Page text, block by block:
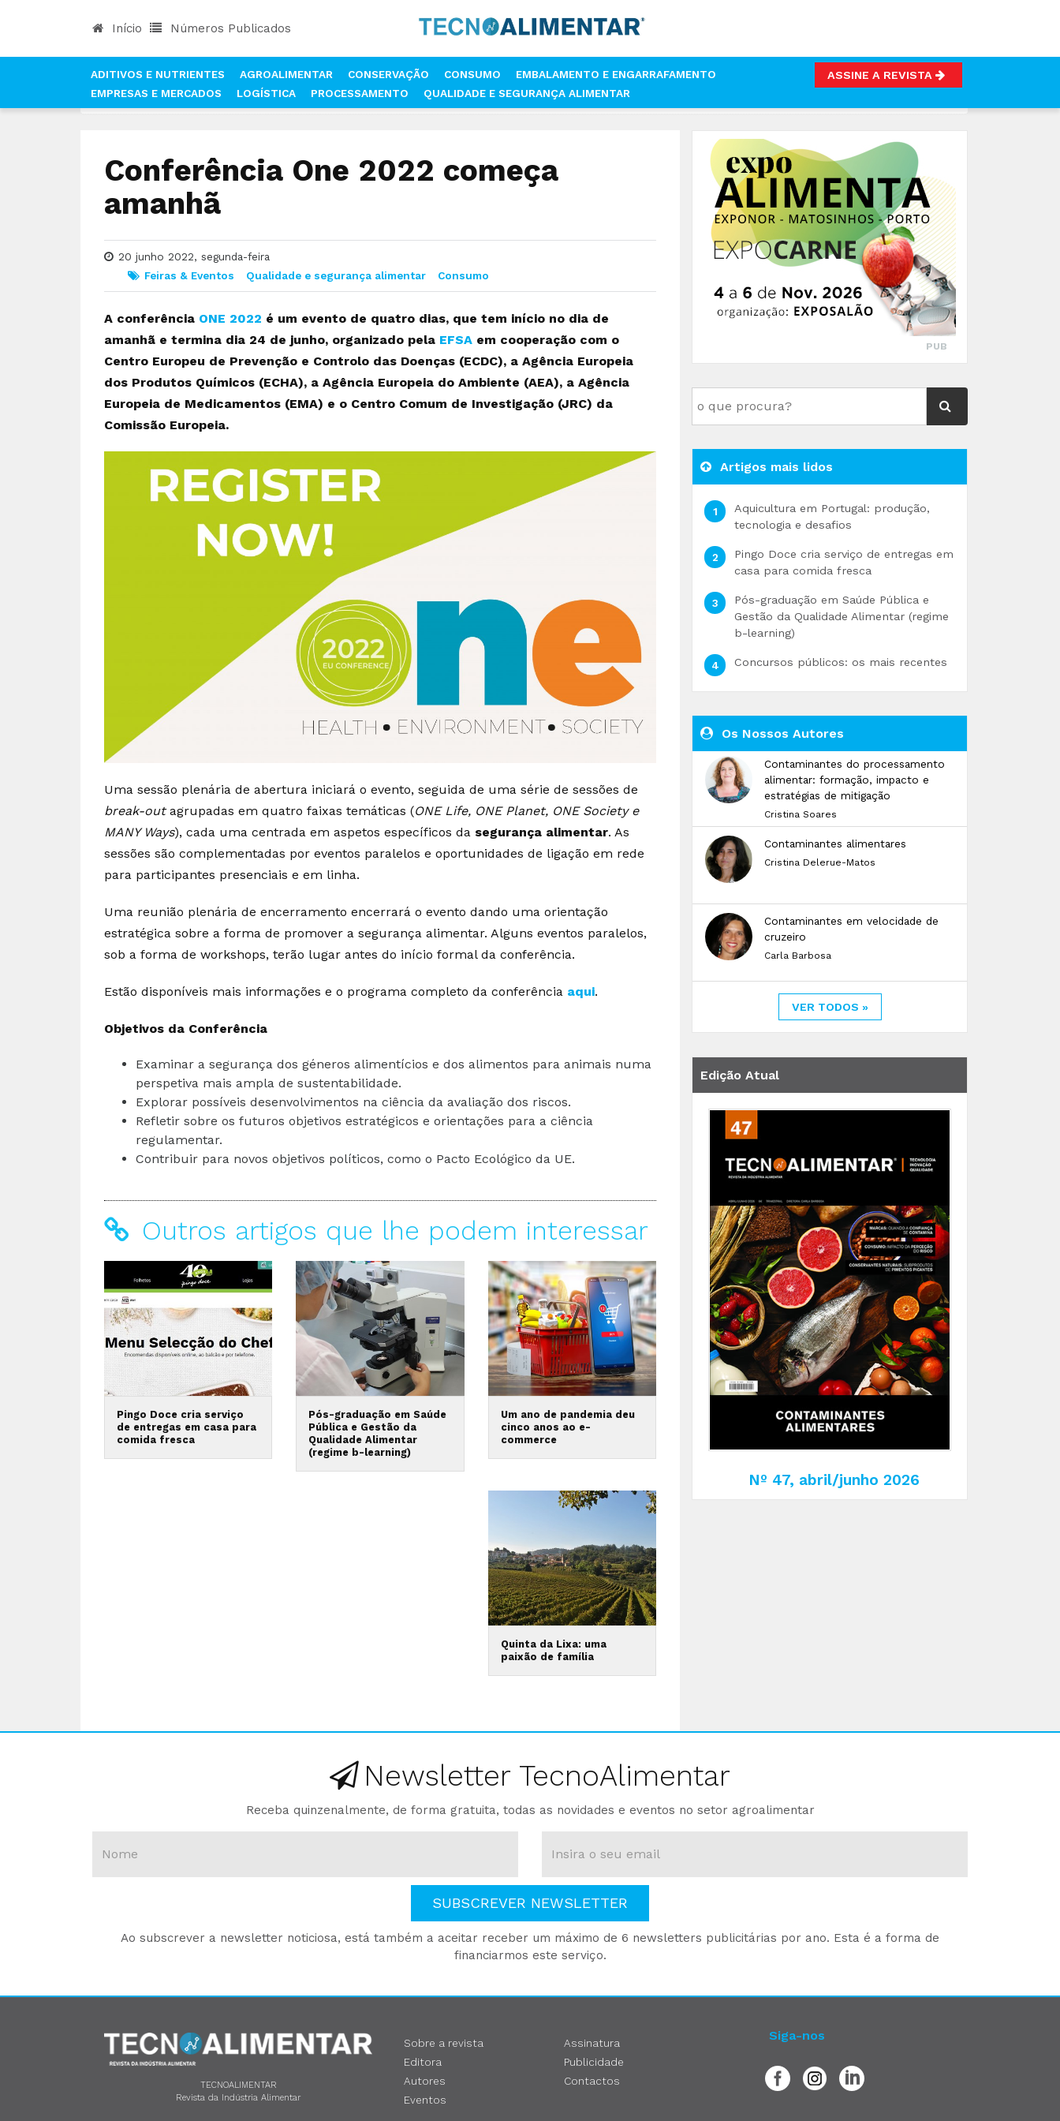
Início Números Publicados
ADITIVOS E NUTRIENTES AGROALIMENTAR CONSERVAÇÃO CONSUMO
EMBALAMENTO E ENGARRAFAMENTO
EMPRESAS E MERCADOS
LOGÍSTICA PROCESSAMENTO QUALIDADE E SEGURANÇA ALIMENTAR
ASSINE A REVISTA
CONFERÊNCIA ONE 2022 COMEÇA AMANHÃ
Conferência One 2022 começa
amanhã
20 junho 2022, segunda-feira
Feiras & Eventos
Qualidade e segurança alimentar Consumo
A conferência ONE 2022 é um evento de quatro dias, que tem início no dia de
amanhã e termina dia 24 de junho, organizado pela EFSA em cooperação com o
Centro Europeu de Prevenção e Controlo das Doenças (ECDC), a Agência Europeia
dos Produtos Químicos (ECHA), a Agência Europeia do Ambiente (AEA), a Agência
Europeia de Medicamentos (EMA) e o Centro Comum de Investigação (JRC) da
Comissão Europeia.
Uma sessão plenária de abertura iniciará o evento, seguida de uma série de sessões de
break-outagrupadas em quatro faixas temáticas (ONE Life, ONE Planet, ONE Society e
MANY Ways), cada uma centrada em aspetos específicos da segurança alimentar. As
sessões são complementadas por eventos paralelos e oportunidades de ligação em rede
para participantes presenciais e em linha.
Uma reunião plenária de encerramento encerrará o evento dando uma orientação
estratégica sobre a forma de promover a segurança alimentar. Alguns eventos paralelos,
sob a forma de workshops, terão lugar antes do início formal da conferência.
Estão disponíveis mais informações e o programa completo da conferência aqui.
Objetivos da Conferência
Examinar a segurança dos géneros alimentícios e dos alimentos para animais numa
perspetiva mais ampla de sustentabilidade.
Explorar possíveis desenvolvimentos na ciência da avaliação dos riscos.
Refletir sobre os futuros objetivos estratégicos e orientações para a ciência
regulamentar.
Contribuir para novos objetivos políticos, como o Pacto Ecológico da UE.
Outros artigos que lhe podem interessar
Pingo Doce cria serviço
de entregas em casa para
comida fresca
Pós-graduação em Saúde
Pública e Gestão da
Qualidade Alimentar
(regime b-learning)
Um ano de pandemia deu
cinco anos ao e-
commerce
Quinta da Lixa: uma
paixão de família
PUB
Artigos mais lidos
Aquicultura em Portugal: produção,
tecnologia e desafios
Pingo Doce cria serviço de entregas em
casa para comida fresca
Pós-graduação em Saúde Pública e
Gestão da Qualidade Alimentar (regime
b-learning)
Concursos públicos: os mais recentes
Os Nossos Autores
Contaminantes do processamento
alimentar: formação, impacto e
estratégias de mitigação
Cristina Soares
Contaminantes alimentares
Cristina Delerue-Matos
Contaminantes em velocidade de
cruzeiro
Carla Barbosa
VER TODOS »
Edição Atual
Nº 47, abril/junho 2026
Newsletter TecnoAlimentar
Receba quinzenalmente, de forma gratuita, todas as novidades e eventos no setor agroalimentar
SUBSCREVER NEWSLETTER
Ao subscrever a newsletter noticiosa, está também a aceitar receber um máximo de 6 newsletters publicitárias por ano. Esta é a forma de
financiarmos este serviço.
TECNOALIMENTAR
Revista da Indústria Alimentar
Sobre a revista
Editora
Autores
Eventos
Assinatura
Publicidade
Contactos
Siga-nos